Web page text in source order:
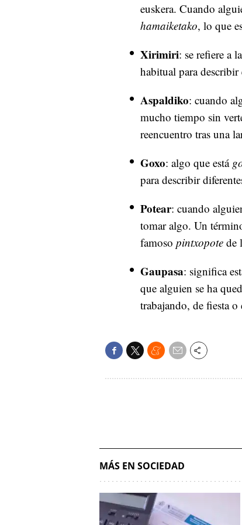
euskera. Cuando
hamaiketako, lo que
Xirimiri: se refiere a
habitual para describir
Aspaldiko: cuando
mucho tiempo sin
reencuentro tras una
Goxo: algo que está
para describir
Potear: cuando
tomar algo. Un
famoso pintxopote de
Gaupasa: significa
que alguien se ha
trabajando, de fiesta
MÁS EN SOCIEDAD